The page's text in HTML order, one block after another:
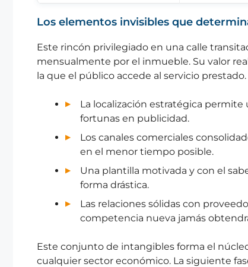
Los elementos invisibles que
Este rincón privilegiado en una calle
mensualmente por el inmueble. Su valor
la que el público accede al servicio prestado.
La localización estratégica
fortunas en publicidad.
Los canales comerciales
en el menor tiempo posible.
Una plantilla motivada y con el
forma drástica.
Las relaciones sólidas con
competencia nueva jamás
Este conjunto de intangibles forma el
cualquier sector económico. La siguiente